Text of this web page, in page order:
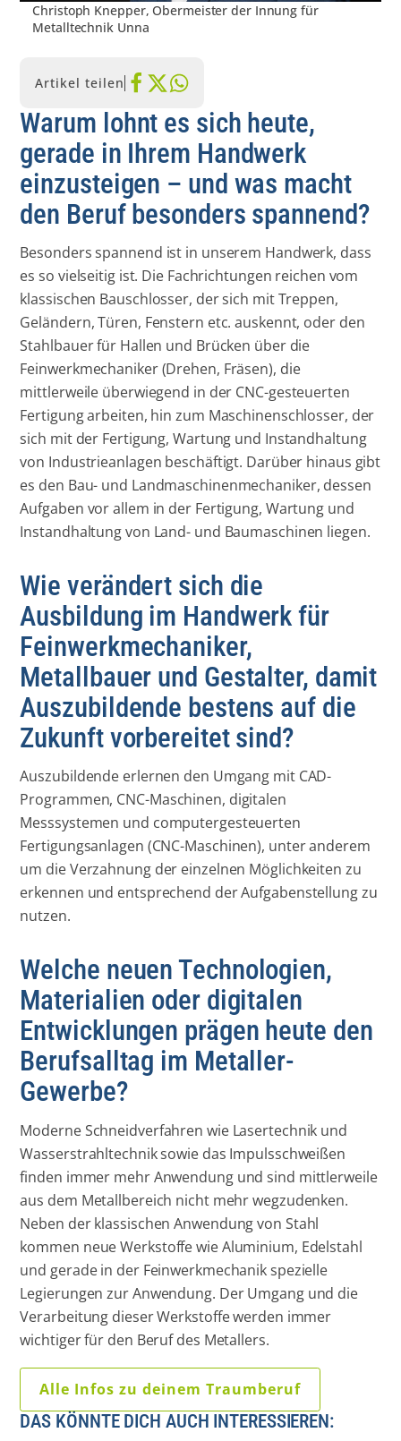
Christoph Knepper, Obermeister der Innung für
Metalltechnik Unna
Artikel teilen
Warum lohnt es sich heute,
gerade in Ihrem Handwerk
einzusteigen – und was macht
den Beruf besonders spannend?
Besonders spannend ist in unserem Handwerk, dass
es so vielseitig ist. Die Fachrichtungen reichen vom
klassischen Bauschlosser, der sich mit Treppen,
Geländern, Türen, Fenstern etc. auskennt, oder den
Stahlbauer für Hallen und Brücken über die
Feinwerkmechaniker (Drehen, Fräsen), die
mittlerweile überwiegend in der CNC-gesteuerten
Fertigung arbeiten, hin zum Maschinenschlosser, der
sich mit der Fertigung, Wartung und Instandhaltung
von Industrieanlagen beschäftigt. Darüber hinaus gibt
es den Bau- und Landmaschinenmechaniker, dessen
Aufgaben vor allem in der Fertigung, Wartung und
Instandhaltung von Land- und Baumaschinen liegen.
Wie verändert sich die
Ausbildung im Handwerk für
Feinwerkmechaniker,
Metallbauer und Gestalter, damit
Auszubildende bestens auf die
Zukunft vorbereitet sind?
Auszubildende erlernen den Umgang mit CAD-
Programmen, CNC-Maschinen, digitalen
Messsystemen und computergesteuerten
Fertigungsanlagen (CNC-Maschinen), unter anderem
um die Verzahnung der einzelnen Möglichkeiten zu
erkennen und entsprechend der Aufgabenstellung zu
nutzen.
Welche neuen Technologien,
Materialien oder digitalen
Entwicklungen prägen heute den
Berufsalltag im Metaller-
Gewerbe?
Moderne Schneidverfahren wie Lasertechnik und
Wasserstrahltechnik sowie das Impulsschweißen
finden immer mehr Anwendung und sind mittlerweile
aus dem Metallbereich nicht mehr wegzudenken.
Neben der klassischen Anwendung von Stahl
kommen neue Werkstoffe wie Aluminium, Edelstahl
und gerade in der Feinwerkmechanik spezielle
Legierungen zur Anwendung. Der Umgang und die
Verarbeitung dieser Werkstoffe werden immer
wichtiger für den Beruf des Metallers.
Alle Infos zu deinem Traumberuf
DAS KÖNNTE DICH AUCH INTERESSIEREN: